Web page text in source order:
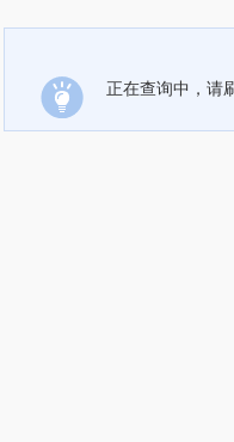
正在查询中，请